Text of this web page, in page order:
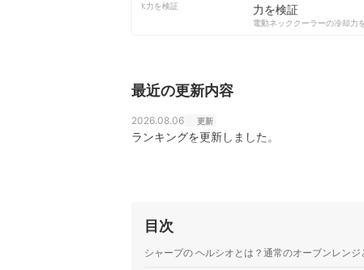
柔軟剤の吸水力を検証
電動ネッククーラーの冷却力を
最近の更新内容
2026.08.06 更新
ランキングを更新しました。
目次
シャープの ヘルシオとは？通常のオーブンレンジ